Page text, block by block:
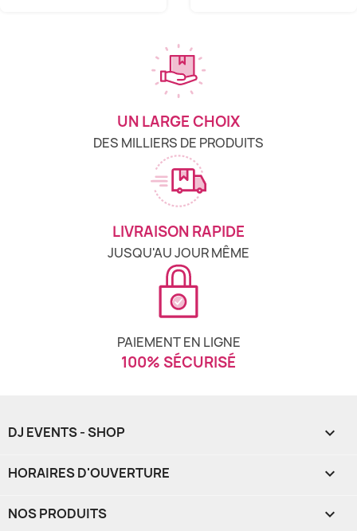
UN LARGE CHOIX
DES MILLIERS DE PRODUITS
LIVRAISON RAPIDE
JUSQU'AU JOUR MÊME
PAIEMENT EN LIGNE
100% SÉCURISÉ
DJ EVENTS - SHOP 
HORAIRES D'OUVERTURE 
NOS PRODUITS 